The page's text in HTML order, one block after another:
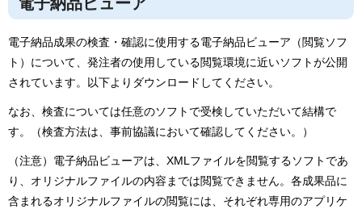
電子納品成果の検査・確認に使用する電子納品ビューア（閲覧ソフ
ト）について、発注者の使用している閲覧環境に近いソフトが公開
されています。以下よりダウンロードしてください。
なお、検査については任意のソフトで受検していただいて結構で
す。（検査方法は、事前協議において確認してください。）
（注意）電子納品ビューアは、XMLファイルを閲覧するソフトであ
り、オリジナルファイルの内容までは閲覧できません。各成果品に
含まれるオリジナルファイルの閲覧には、それぞれ専用のアプリケ